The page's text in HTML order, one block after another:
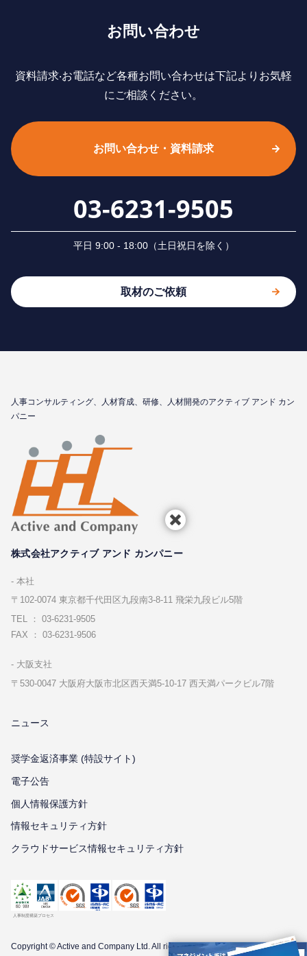
お問い合わせ
資料請求‧お電話など各種お問い合わせは下記よりお気軽
にご相談ください。
お問い合わせ・資料請求
03-6231-9505
平⽇ 9:00 - 18:00（⼟⽇祝⽇を除く）
取材のご依頼
⼈事コンサルティング、⼈材育成、研修、⼈材開発のアクティブ アンド カン
パニー
株式会社アクティブ アンド カンパニー
本社
〒102-0074 東京都千代⽥区九段南3-8-11 飛栄九段ビル5階
TEL ： 03-6231-9505
FAX ： 03-6231-9506
⼤阪⽀社
〒530-0047 ⼤阪府⼤阪市北区⻄天満5-10-17 ⻄天満パークビル7階
ニュース
奨学金返済事業 (特設サイト)
電子公告
個⼈情報保護⽅針
情報セキュリティ⽅針
クラウドサービス情報セキュリティ方針
Copyright © Active and Company Ltd. All rights